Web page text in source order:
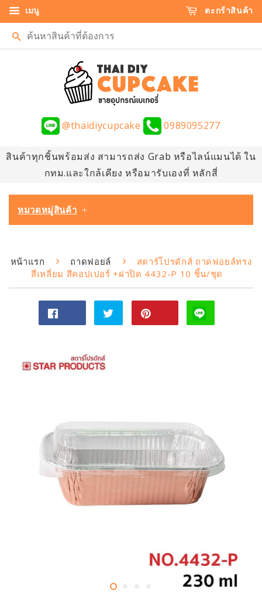
เมนู ตะกร้าสินค้า
ค้นหา
@thaidiycupcake 0989095277
สินค้าทุกชิ้นพร้อมส่ง สามารถส่ง Grab หรือไลน์แมนได้ ใน
กทม.และใกล้เคียง หรือมารับเองที่ หลักสี่
หมวดหมู่สินค้า
หน้าแรก › ถาดฟอยล์ ›
สตาร์โปรดักส์ ถาดฟอยล์ทรง
สี่เหลี่ยม สีคอปเปอร์ +ฝาปิด 4432-P 10 ชิ้น/ชุด
ไป
ตไป
on